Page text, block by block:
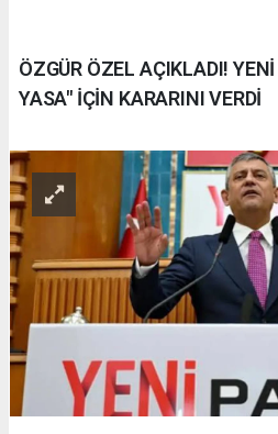
ÖZGÜR ÖZEL AÇIKLADI!
YASA" İÇİN KARARINI VERDİ